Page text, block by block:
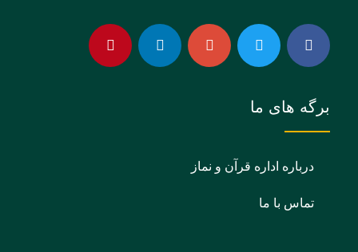
برگه های ما
درباره اداره قرآن و نماز
تماس با ما